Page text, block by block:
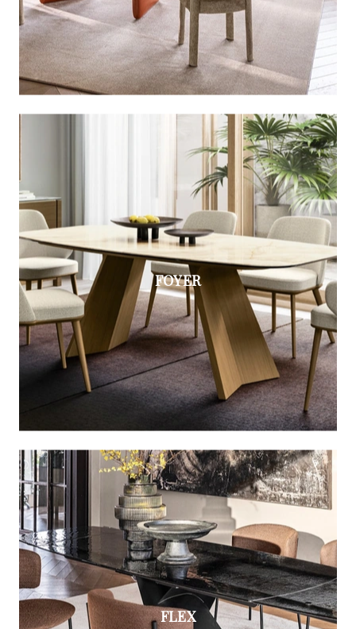
FOYER
FLEX